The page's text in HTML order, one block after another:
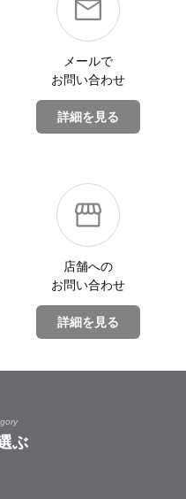
メールで
お問い合わせ
詳細を見る
店舗への
お問い合わせ
詳細を見る
ぶ